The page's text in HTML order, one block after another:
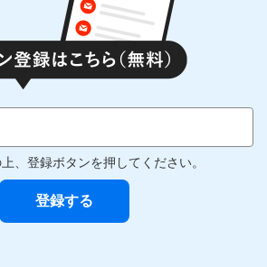
、登録ボタンを押してください。